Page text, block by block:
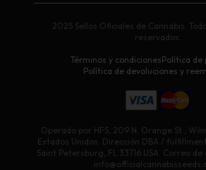
2025 Sellos Oficiales de Cannabis.
reservados.
Términos y condicionesPolítica de
Política de devoluciones y
Operado por HFS, 209 N. Orange St.,
Estados Unidos. Dirección DBA /
Saint Petersburg, FL 33716 USA. Correo